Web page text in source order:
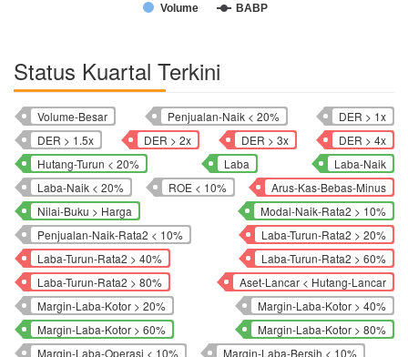
Volume BABP
Status Kuartal Terkini
Volume-Besar Penjualan-Naik < 20%
DER > 1x
DER > 1.5x
DER > 2x DER > 3x
DER > 4x
Hutang-Turun < 20%
Laba
Laba-Naik
Laba-Naik < 20%
ROE < 10%
Arus-Kas-Bebas-Minus
Nilai-Buku > Harga
Modal-Naik-Rata2 > 10%
Penjualan-Naik-Rata2 < 10%
Laba-Turun-Rata2 > 20%
Laba-Turun-Rata2 > 40%
Laba-Turun-Rata2 > 60%
Laba-Turun-Rata2 > 80%
Aset-Lancar < Hutang-Lancar
Margin-Laba-Kotor > 20%
Margin-Laba-Kotor > 40%
Margin-Laba-Kotor > 60%
Margin-Laba-Kotor > 80%
Margin-Laba-Operasi < 10%
Margin-Laba-Bersih < 10%